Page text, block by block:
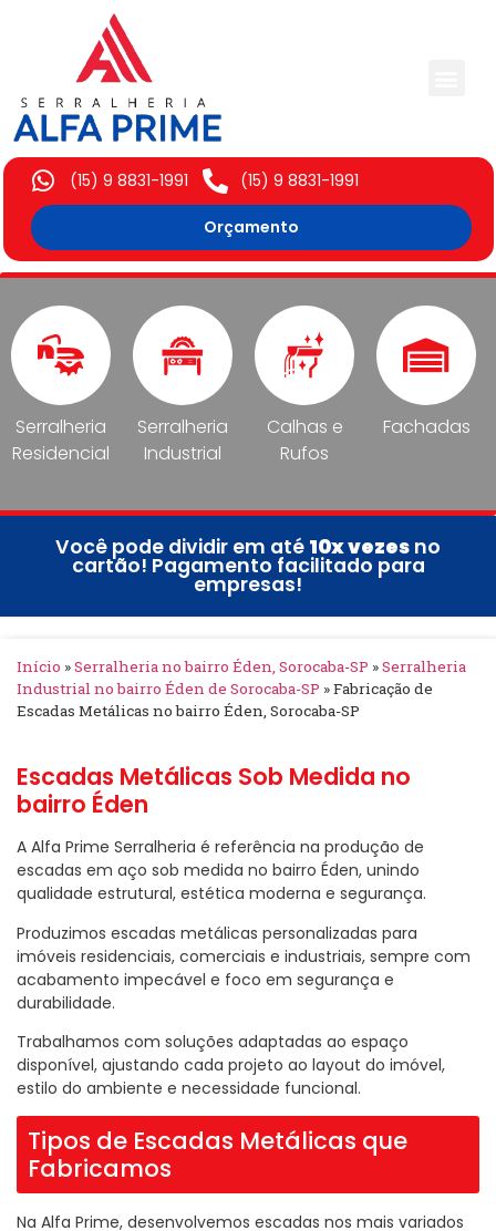
(15) 9 8831-1991 (15) 9 8831-1991
Orçamento
Serralheria
Residencial
Serralheria
Industrial
Calhas e
Rufos
Fachadas
Você pode dividir em até 10x vezes no
cartão! Pagamento facilitado para
empresas!
Início »Serralheria no bairro Éden, Sorocaba-SP »Serralheria
Industrial no bairro Éden de Sorocaba-SP »Fabricação de
Escadas Metálicas no bairro Éden, Sorocaba-SP
Escadas Metálicas Sob Medida no
bairro Éden
A Alfa Prime Serralheria é referência na produção de
escadas em aço sob medida no bairro Éden, unindo
qualidade estrutural, estética moderna e segurança.
Produzimos escadas metálicas personalizadas para
imóveis residenciais, comerciais e industriais, sempre com
acabamento impecável e foco em segurança e
durabilidade.
Trabalhamos com soluções adaptadas ao espaço
disponível, ajustando cada projeto ao layout do imóvel,
estilo do ambiente e necessidade funcional.
Tipos de Escadas Metálicas que
Fabricamos
Na Alfa Prime, desenvolvemos escadas nos mais variados